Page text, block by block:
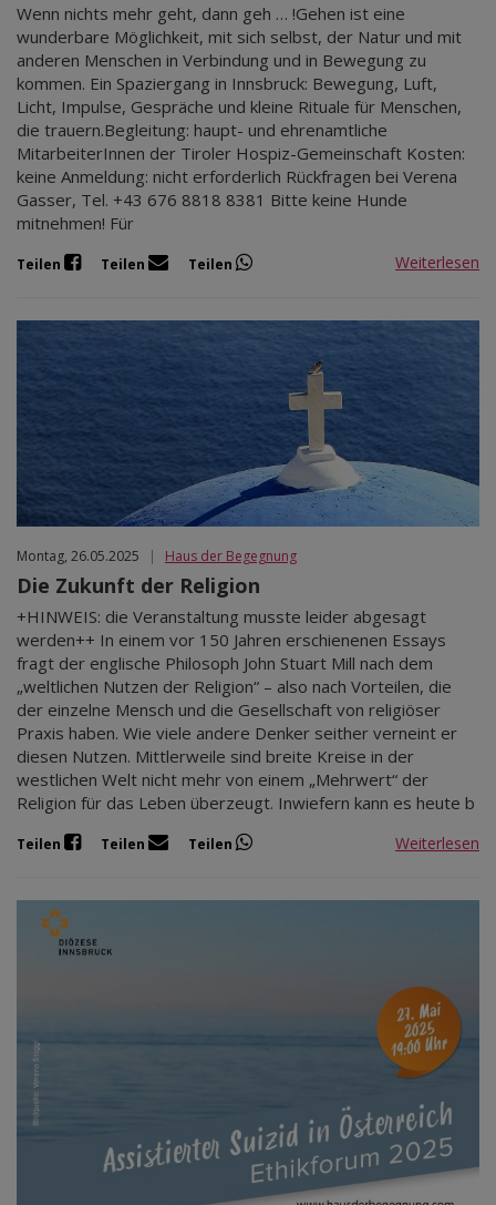
Wenn nichts mehr geht, dann geh … !Gehen ist eine
wunderbare Möglichkeit, mit sich selbst, der Natur und mit
anderen Menschen in Verbindung und in Bewegung zu
kommen. Ein Spaziergang in Innsbruck: Bewegung, Luft,
Licht, Impulse, Gespräche und kleine Rituale für Menschen,
die trauern.Begleitung: haupt- und ehrenamtliche
MitarbeiterInnen der Tiroler Hospiz-Gemeinschaft Kosten:
keine Anmeldung: nicht erforderlich Rückfragen bei Verena
Gasser, Tel. +43 676 8818 8381 Bitte keine Hunde
mitnehmen! Für
Teilen Teilen Teilen Weiterlesen
Montag, 26.05.2025 | Haus der Begegnung
Die Zukunft der Religion
+HINWEIS: die Veranstaltung musste leider abgesagt
werden++ In einem vor 150 Jahren erschienenen Essays
fragt der englische Philosoph John Stuart Mill nach dem
„weltlichen Nutzen der Religion“ – also nach Vorteilen, die
der einzelne Mensch und die Gesellschaft von religiöser
Praxis haben. Wie viele andere Denker seither verneint er
diesen Nutzen. Mittlerweile sind breite Kreise in der
westlichen Welt nicht mehr von einem „Mehrwert“ der
Religion für das Leben überzeugt. Inwiefern kann es heute b
Teilen Teilen Teilen Weiterlesen